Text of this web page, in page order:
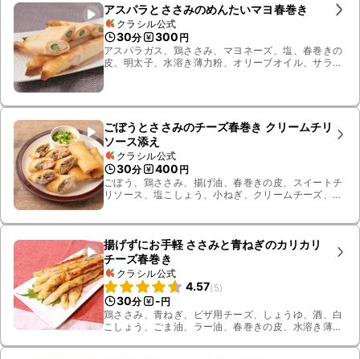
アスパラとささみのめんたいマヨ春巻き
クラシル公式
30分 300 円
アスパラガス、鶏ささみ、マヨネーズ、塩、春巻きの
皮、明太子、水溶き薄力粉、オリーブオイル、サラダ
ごぼうとささみのチーズ春巻き クリームチリ
ソース添え
クラシル公式
30分 400 円
ごぼう、鶏ささみ、揚げ油、春巻きの皮、スイートチ
リソース、塩こしょう、小ねぎ、クリームチーズ、料
揚げずにお手軽 ささみと青ねぎのカリカリ
チーズ春巻き
クラシル公式
4.57(5)
30分 -円
鶏ささみ、青ねぎ、ピザ用チーズ、しょうゆ、酒、白
こしょう、ごま油、ラー油、春巻きの皮、水溶き薄力